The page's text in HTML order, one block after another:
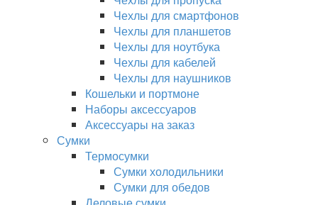
Чехлы для смартфонов
Чехлы для планшетов
Чехлы для ноутбука
Чехлы для кабелей
Чехлы для наушников
Кошельки и портмоне
Наборы аксессуаров
Аксессуары на заказ
Сумки
Термосумки
Сумки холодильники
Сумки для обедов